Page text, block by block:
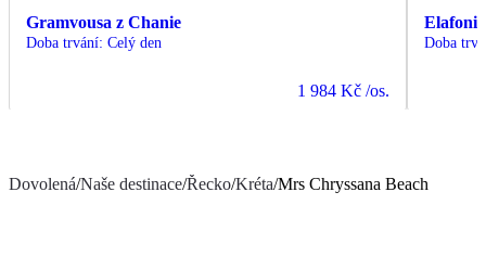
Gramvousa z Chanie
Doba trvání: Celý den
1 984 Kč /os.
Doba
Dovolená/Naše destinace/Řecko/Kréta/Mrs Chryssana Beach